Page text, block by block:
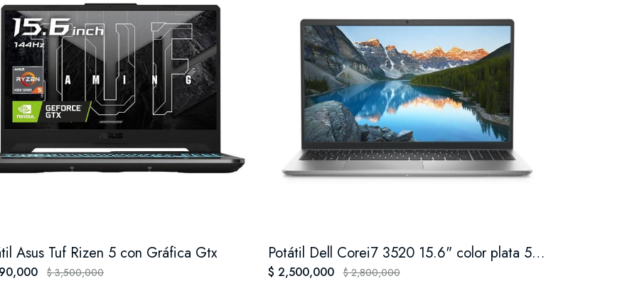
Asus Tuf Rizen 5 con Gráfica Gtx
$ 3,500,000
Potátil Dell Corei7 3520 15.6" color plata 512GB SSD - Intel Core i7
$ 2,500,000 $ 2,800,000